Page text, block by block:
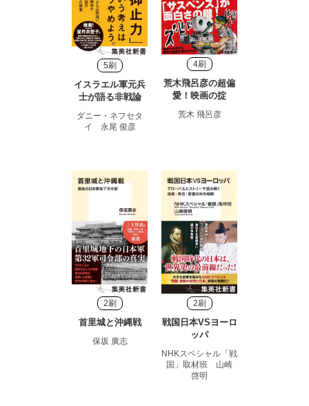
5刷
イスラエル軍元兵
士が語る非戦論
ダニー・ネフセタ
イ 永尾 俊彦
4刷
荒木飛呂彦の超偏
愛！映画の掟
荒木 飛呂彦
2刷
首里城と沖縄戦
保坂 廣志
2刷
戦国日本VSヨーロ
ッパ
NHKスペシャル「戦
国」取材班 山崎
啓明